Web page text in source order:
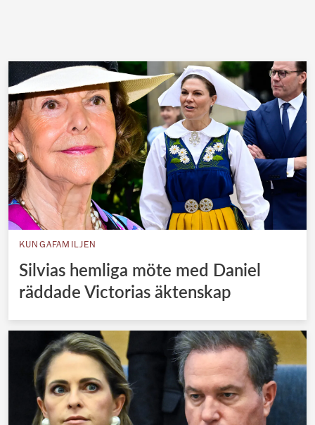
KUNGAFAMILJEN
Silvias hemliga möte med Daniel
räddade Victorias äktenskap